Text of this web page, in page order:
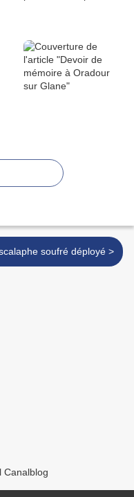
Ascalaphe soufré déployé >
Canalblog